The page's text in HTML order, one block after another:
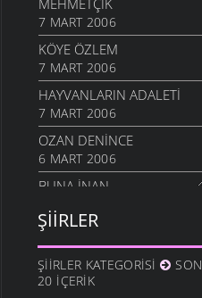
MEHMETÇIK
7 MART 2006
KÖYE ÖZLEM
7 MART 2006
HAYVANLARIN ADALETI
7 MART 2006
OZAN DENINCE
6 MART 2006
BUNA İNAN
NASIL OLUR
6 MART 2006
İHTIYAR İNSAN
ŞIIRLER
ŞIIRLER KATEGORISI
SON
20 İÇERIK